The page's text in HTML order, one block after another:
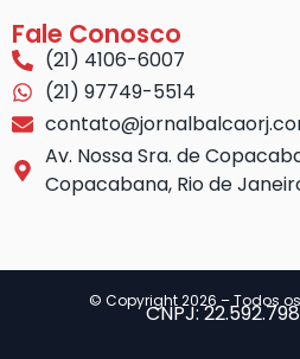
Fale Conosco
(21) 4106-6007
(21) 97749-5514
Av. Nossa Sra. de
Copacabana, Rio de
© Copyright 2026 – Todos
CNPJ: